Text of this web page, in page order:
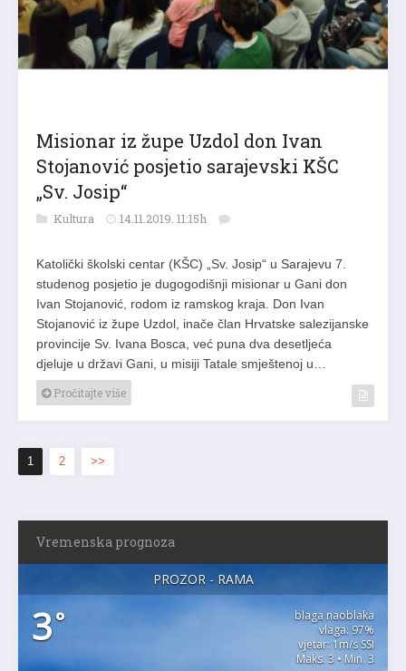
Misionar iz župe Uzdol don Ivan
Stojanović posjetio sarajevski KŠC
„Sv. Josip“
Kultura 14.11.2019. 11:15h
Katolički školski centar (KŠC) „Sv. Josip“ u Sarajevu 7.
studenog posjetio je dugogodišnji misionar u Gani don
Ivan Stojanović, rodom iz ramskog kraja. Don Ivan
Stojanović iz župe Uzdol, inače član Hrvatske salezijanske
provincije Sv. Ivana Bosca, već puna dva desetljeća
djeluje u državi Gani, u misiji Tatale smještenoj u…
Pročitajte više
1 2 >>
Vremenska prognoza
PROZOR - RAMA
3°
blaga naoblaka
vlaga: 97%
vjetar: 1m/s SSI
Maks. 3 • Min. 3